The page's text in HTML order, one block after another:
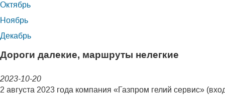
Октябрь
Ноябрь
Декабрь
Дороги далекие, маршруты нелегкие
2023-10-20
2 августа 2023 года компания «Газпром гелий сервис»